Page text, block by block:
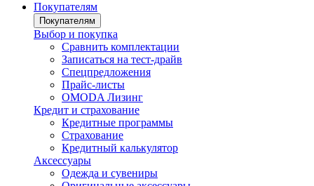
Покупателям
Покупателям
Выбор и покупка
Сравнить комплектации
Записаться на тест-драйв
Cпецпредложения
Прайс-листы
OMODA Лизинг
Кредит и страхование
Кредитные программы
Страхование
Кредитный калькулятор
Аксессуары
Одежда и сувениры